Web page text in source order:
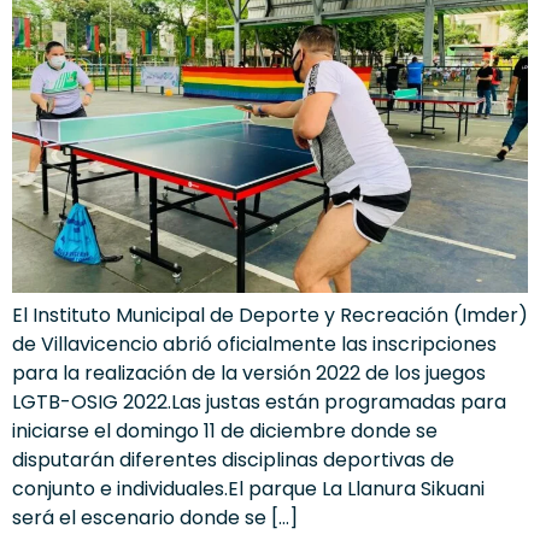
El Instituto Municipal de Deporte y Recreación (Imder)
de Villavicencio abrió oficialmente las inscripciones
para la realización de la versión 2022 de los juegos
LGTB-OSIG 2022.Las justas están programadas para
iniciarse el domingo 11 de diciembre donde se
disputarán diferentes disciplinas deportivas de
conjunto e individuales.El parque La Llanura Sikuani
será el escenario donde se […]